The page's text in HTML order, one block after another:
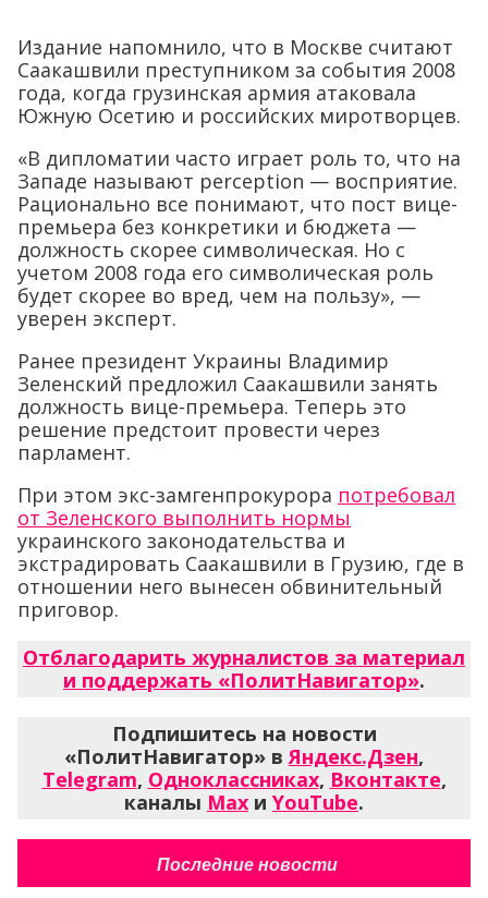
Издание напомнило, что в Москве считают
Саакашвили преступником за события 2008
года, когда грузинская армия атаковала
Южную Осетию и российских миротворцев.
«В дипломатии часто играет роль то, что на
Западе называют perception — восприятие.
Рационально все понимают, что пост вице-
премьера без конкретики и бюджета —
должность скорее символическая. Но с
учетом 2008 года его символическая роль
будет скорее во вред, чем на пользу», —
уверен эксперт.
Ранее президент Украины Владимир
Зеленский предложил Саакашвили занять
должность вице-премьера. Теперь это
решение предстоит провести через
парламент.
При этом экс-замгенпрокурора потребовал
от Зеленского выполнить нормы
украинского законодательства и
экстрадировать Саакашвили в Грузию, где в
отношении него вынесен обвинительный
приговор.
Отблагодарить журналистов за материал
и поддержать «ПолитНавигатор».
Подпишитесь на новости
«ПолитНавигатор» вЯндекс.Дзен,
Telegram, Одноклассниках, Вконтакте,
каналы Max и YouTube.
Последние новости